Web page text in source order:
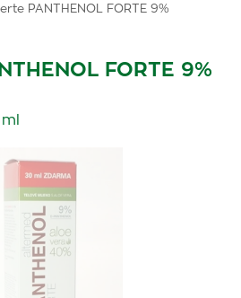
PANTHENOL FORTE 9%
FORTE 9%